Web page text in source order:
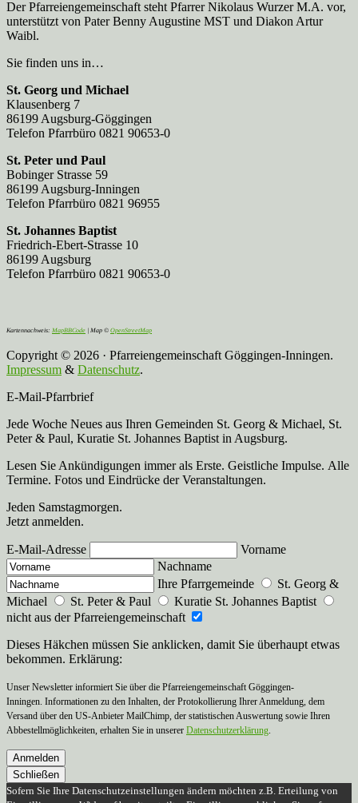
Der Pfarreien­gemeinschaft steht Pfarrer Nikolaus Wurzer M.A. vor,
unterstützt von Pater Benny Augustine MST und Diakon Artur
Waibl.
Sie finden uns in…
St. Georg und Michael
Klausenberg 7
86199 Augsburg-Göggingen
Telefon Pfarrbüro 0821 90653-0
St. Peter und Paul
Bobinger Strasse 59
86199 Augsburg-Inningen
Telefon Pfarrbüro 0821 96955
St. Johannes Baptist
Friedrich-Ebert-Strasse 10
86199 Augsburg
Telefon Pfarrbüro 0821 90653-0
Kartennachweis: MapBBCode | Map © OpenStreetMap
Copyright © 2026 · Pfarreiengemeinschaft Göggingen-Inningen.
Impressum & Datenschutz.
E-Mail-Pfarrbrief
Jede Woche Neues aus Ihren Gemeinden St. Georg & Michael, St.
Peter & Paul, Kuratie St. Johannes Baptist in Augsburg.
Lesen Sie Ankündigungen immer als Erste. Geistliche Impulse. Alle
Termine. Fotos und Eindrücke der Veranstaltungen.
Jeden Samstagmorgen.
Jetzt anmelden.
E-Mail-Adresse
Vorname
Nachname
Ihre Pfarrgemeinde
St. Georg &
Michael
St. Peter & Paul
Kuratie St. Johannes Baptist
nicht aus der Pfarreiengemeinschaft
Dieses Häkchen müssen Sie anklicken, damit Sie überhaupt etwas
bekommen. Erklärung:
Unser Newsletter informiert Sie über die Pfarreiengemeinschaft Göggingen-
Inningen. Informationen zu den Inhalten, der Protokollierung Ihrer Anmeldung, dem
Versand über den US-Anbieter MailChimp, der statistischen Auswertung sowie Ihren
Abbestellmöglichkeiten, erhalten Sie in unserer Datenschutzerklärung.
Anmelden
Schließen
Sofern Sie Ihre Datenschutzeinstellungen ändern möchten z.B. Erteilung von